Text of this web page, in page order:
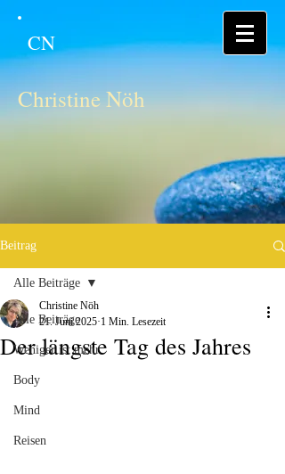
CN
Christine Nöh
Beitrag
Alle Beiträge
Weniger ist mehr
Body
Mind
Reisen
Alle Beiträge
Der längste Tag des Jahres
Christine Nöh
21. Juni 2025 1 Min. Lesezeit